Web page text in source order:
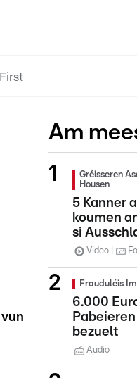
Am
Gréisseren
Housen
5 Kanner
koumen
si
Video
Frauduléis
6.000
bezuelt
Audio